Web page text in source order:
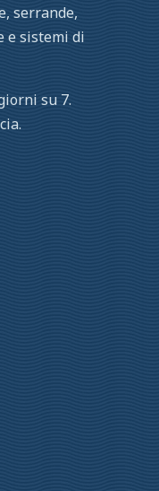
serrande,
e sistemi di
su 7.